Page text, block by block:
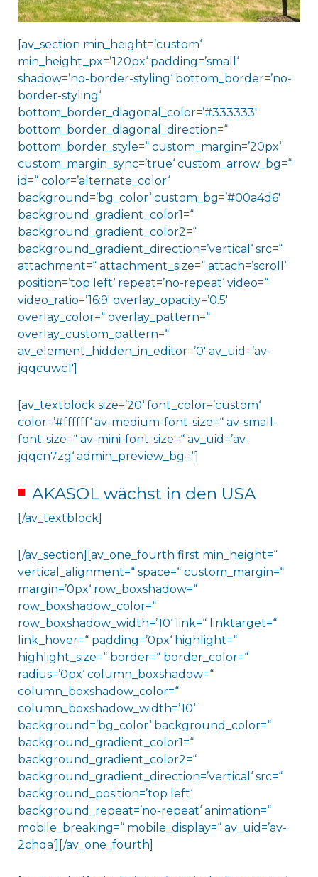
[av_section min_height=’custom‘
min_height_px=’120px‘ padding=’small‘
shadow=’no-border-styling‘ bottom_border=’no-
border-styling‘
bottom_border_diagonal_color=’#333333′
bottom_border_diagonal_direction=“
bottom_border_style=“ custom_margin=’20px‘
custom_margin_sync=’true‘ custom_arrow_bg=“
id=“ color=’alternate_color‘
background=’bg_color‘ custom_bg=’#00a4d6′
background_gradient_color1=“
background_gradient_color2=“
background_gradient_direction=’vertical‘ src=“
attachment=“ attachment_size=“ attach=’scroll‘
position=’top left‘ repeat=’no-repeat‘ video=“
video_ratio=’16:9′ overlay_opacity=’0.5′
overlay_color=“ overlay_pattern=“
overlay_custom_pattern=“
av_element_hidden_in_editor=’0′ av_uid=’av-
jqqcuwc1′]
[av_textblock size=’20‘ font_color=’custom‘
color=’#ffffff‘ av-medium-font-size=“ av-small-
font-size=“ av-mini-font-size=“ av_uid=’av-
jqqcn7zg‘ admin_preview_bg=“]
AKASOL wächst in den USA
[/av_textblock]
[/av_section][av_one_fourth first min_height=“
vertical_alignment=“ space=“ custom_margin=“
margin=’0px‘ row_boxshadow=“
row_boxshadow_color=“
row_boxshadow_width=’10‘ link=“ linktarget=“
link_hover=“ padding=’0px‘ highlight=“
highlight_size=“ border=“ border_color=“
radius=’0px‘ column_boxshadow=“
column_boxshadow_color=“
column_boxshadow_width=’10‘
background=’bg_color‘ background_color=“
background_gradient_color1=“
background_gradient_color2=“
background_gradient_direction=’vertical‘ src=“
background_position=’top left‘
background_repeat=’no-repeat‘ animation=“
mobile_breaking=“ mobile_display=“ av_uid=’av-
2chqa‘][/av_one_fourth]